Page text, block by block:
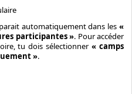
automatiquement dans les «
participantes ». Pour accéder
tu dois sélectionner« camps
».